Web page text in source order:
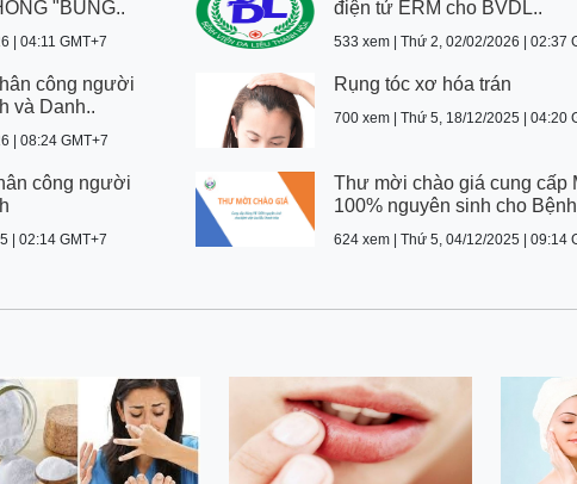
"BÙNG..
| 04:11 GMT+7
điện tử ERM cho BVDL..
533 xem | Thứ 2, 02/02/2026 | 02:37
công người
và Danh..
| 08:24 GMT+7
Rụng tóc xơ hóa trán
700 xem | Thứ 5, 18/12/2025 | 04:20
công người
| 02:14 GMT+7
Thư mời chào giá cung cấp
100% nguyên sinh cho
624 xem | Thứ 5, 04/12/2025 | 09:14